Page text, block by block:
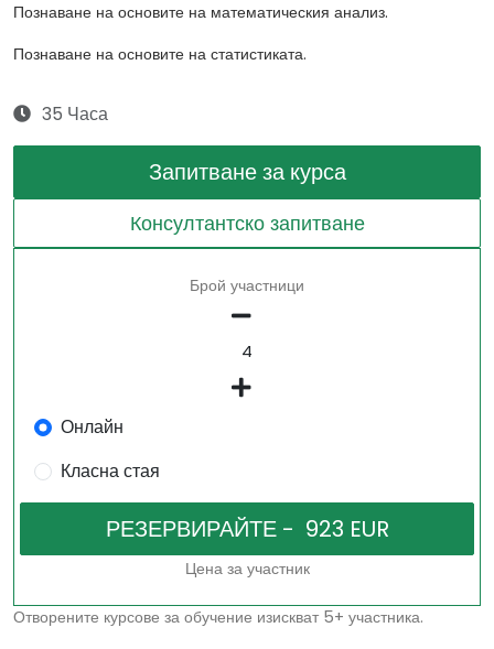
Познаване на основите на математическия анализ.
Познаване на основите на статистиката.
35 Часа
Запитване за курса
Консултантско запитване
Брой участници
Онлайн
Класна стая
Цена за участник
Отворените курсове за обучение изискват 5+ участника.